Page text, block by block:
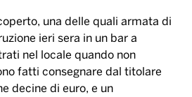
una delle quali armata di
ieri sera in un bar a
nel locale quando non
fatti consegnare dal titolare
decine di euro, e un